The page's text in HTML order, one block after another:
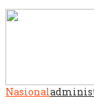
Nasional